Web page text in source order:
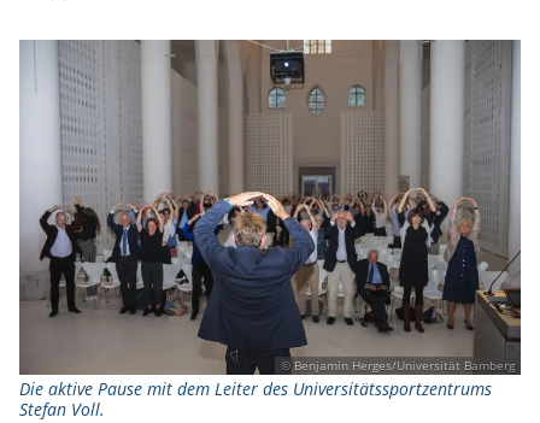
© Benjamin Herges/Universität Bamberg
Die aktive Pause mit dem Leiter des Universitätssportzentrums
Stefan Voll.